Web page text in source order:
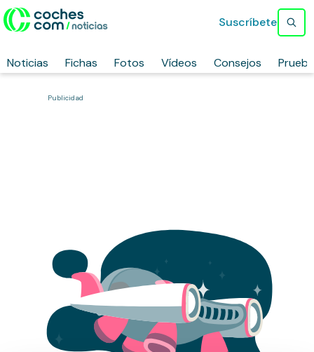
Noticias Fichas Fotos Vídeos Consejos
Suscríbete
Publicidad